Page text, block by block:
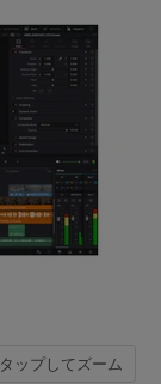
タップしてズーム